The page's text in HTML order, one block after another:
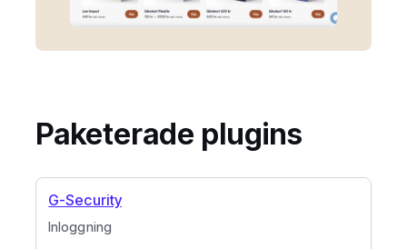
Paketerade plugins
Inloggning
G-Security